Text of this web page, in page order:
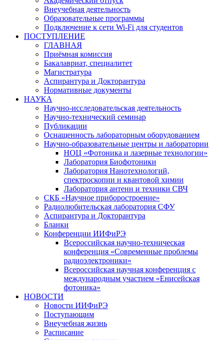
Внеучебная деятельность
Образовательные программы
Подключение к сети Wi-Fi для студентов
ПОСТУПЛЕНИЕ
ГЛАВНАЯ
Приёмная комиссия
Бакалавриат, специалитет
Магистратура
Аспирантура и Докторантура
Нормативные документы
НАУКА
Научно-исследовательская деятельность
Научно-технический семинар
Публикации
Оснащенность лабораторным оборудованием
Научно-образовательные центры и лаборатории
НОЦ «Фотоника и лазерные технологии»
Лаборатория Биофотоники
Лаборатория Нанотехнологий,
спектроскопии и квантовой химии
Лаборатория антенн и техники СВЧ
СКБ «Научное приборостроение»
Радиолюбительская лаборатория СФУ
Аспирантура и Докторантура
Бланки
Конференции ИИФиРЭ
Всероссийская научно-техническая
конференция «Современные проблемы
радиоэлектроники»
Всероссийская научная конференция с
международным участием «Енисейская
фотоника»
НОВОСТИ
Новости ИИФиРЭ
Поступающим
Внеучебная жизнь
Расписание